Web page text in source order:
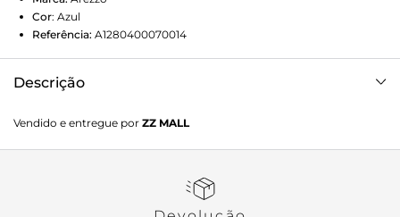
Cor: Azul
Referência: A1280400070014
Descrição
baixo emborrachado branco e base azul-clara. Traz cabedal
com aplicações azuis e furos na biqueira. De bico redondo,
Vendido e entregue por ZZ MALL